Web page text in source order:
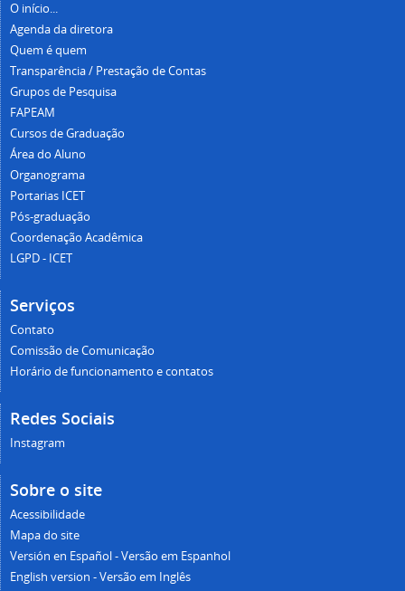
O início...
Agenda da diretora
Quem é quem
Transparência / Prestação de Contas
Grupos de Pesquisa
FAPEAM
Cursos de Graduação
Área do Aluno
Organograma
Portarias ICET
Pós-graduação
Coordenação Acadêmica
LGPD - ICET
Serviços
Contato
Comissão de Comunicação
Horário de funcionamento e contatos
Redes Sociais
Instagram
Sobre o site
Acessibilidade
Mapa do site
Versión en Español - Versão em Espanhol
English version - Versão em Inglês